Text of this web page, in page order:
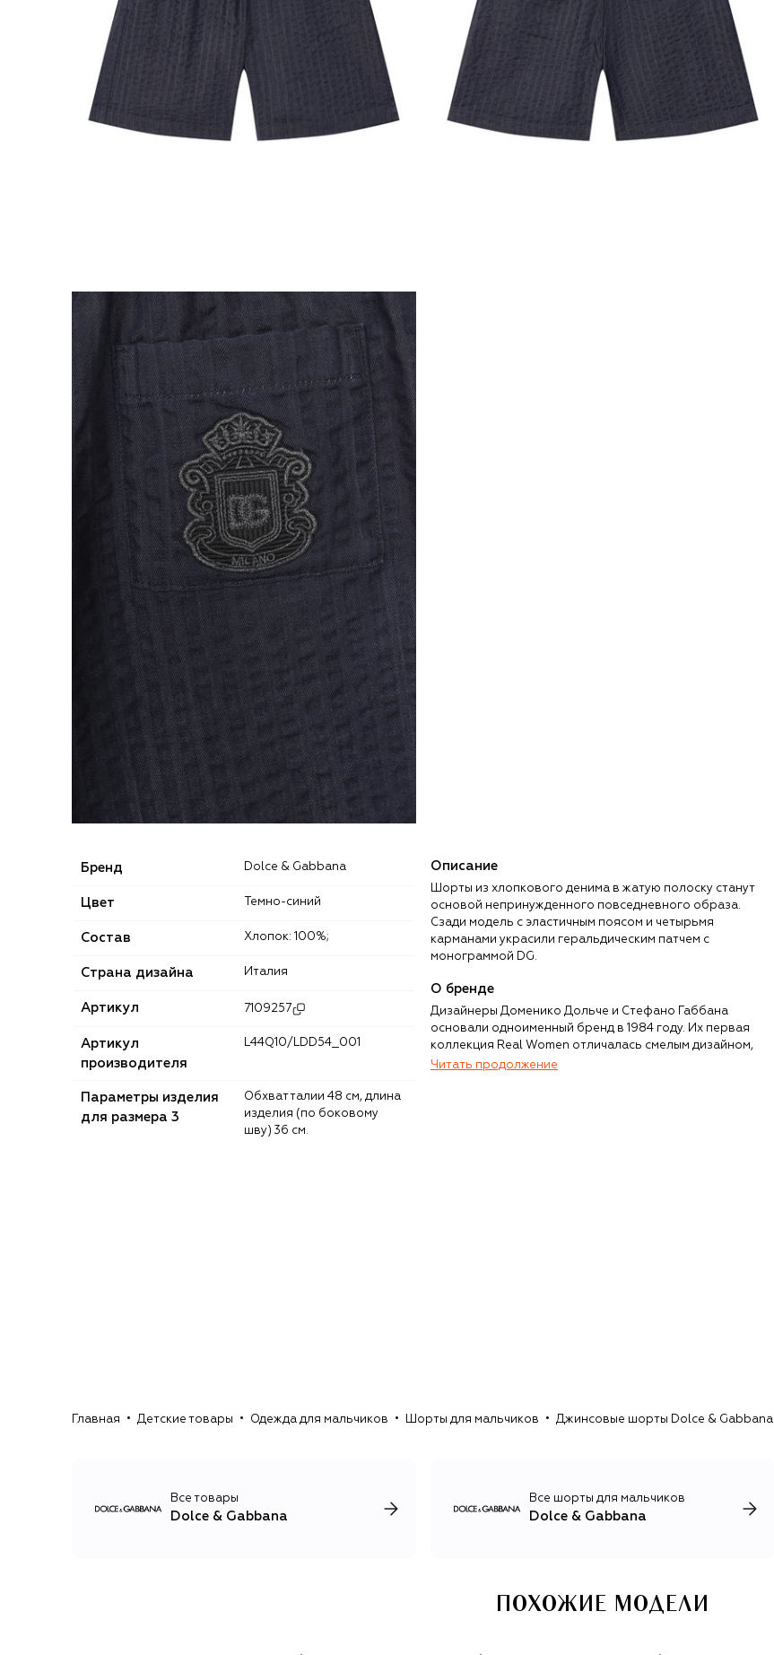
Бренд Dolce & Gabbana
Цвет Темно-синий
Состав Хлопок: 100%;
Страна дизайна Италия
Артикул 7109257
Артикул
производителя
L44Q10/LDD54_001
Параметры изделия
для размера 3
Обхват талии 48 см, длина
изделия (по боковому
шву) 36 см.
Описание
Шорты из хлопкового денима в жатую полоску станут
основой непринужденного повседневного образа.
Сзади модель с эластичным поясом и четырьмя
карманами украсили геральдическим патчем с
монограммой DG.
О бренде
Дизайнеры Доменико Дольче и Стефано Габбана
основали одноименный бренд в 1984 году. Их первая
коллекция Real Women отличалась смелым дизайном,
чувственностью, подчеркнутой женственностью и
для детей, косметика и парфюмерия, кроме того, каждый
Читать продолжение
Главная Детские товары Одежда для мальчиков Шорты для мальчиков Джинсовые шорты Dolce & Gabbana
Все товары
Dolce & Gabbana
Все шорты для мальчиков
Dolce & Gabbana
ПОХОЖИЕ МОДЕЛИ